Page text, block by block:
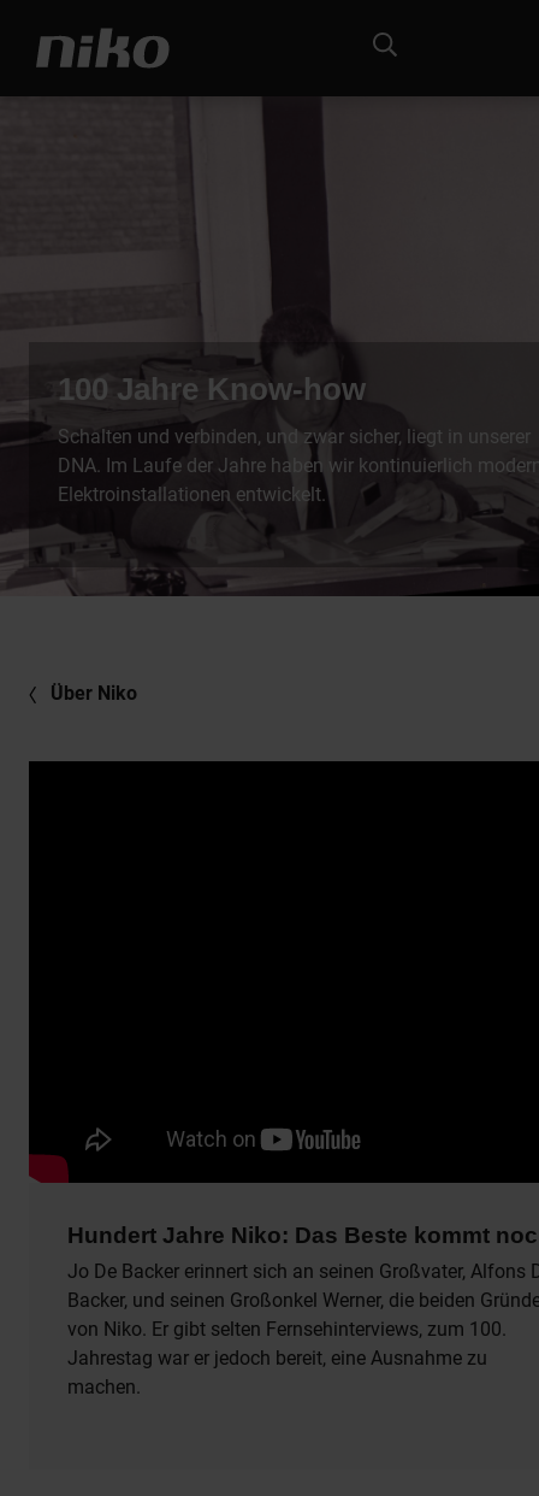
100 Jahre Know-how
Schalten und verbinden, und zwar sicher, liegt in unserer
DNA. Im Laufe der Jahre haben wir kontinuierlich
Elektroinstallationen entwickelt.
Über Niko
Hundert Jahre Niko: Das Beste kommt
Jo De Backer erinnert sich an seinen Großvater, Alfons
Backer, und seinen Großonkel Werner, die beiden
von Niko. Er gibt selten Fernsehinterviews, zum 100.
Jahrestag war er jedoch bereit, eine Ausnahme zu
machen.